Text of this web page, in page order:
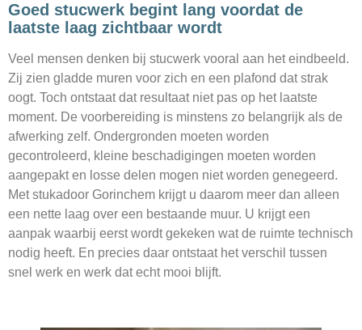
Goed stucwerk begint lang voordat de
laatste laag zichtbaar wordt
Veel mensen denken bij stucwerk vooral aan het eindbeeld.
Zij zien gladde muren voor zich en een plafond dat strak
oogt. Toch ontstaat dat resultaat niet pas op het laatste
moment. De voorbereiding is minstens zo belangrijk als de
afwerking zelf. Ondergronden moeten worden
gecontroleerd, kleine beschadigingen moeten worden
aangepakt en losse delen mogen niet worden genegeerd.
Met stukadoor Gorinchem krijgt u daarom meer dan alleen
een nette laag over een bestaande muur. U krijgt een
aanpak waarbij eerst wordt gekeken wat de ruimte technisch
nodig heeft. En precies daar ontstaat het verschil tussen
snel werk en werk dat echt mooi blijft.